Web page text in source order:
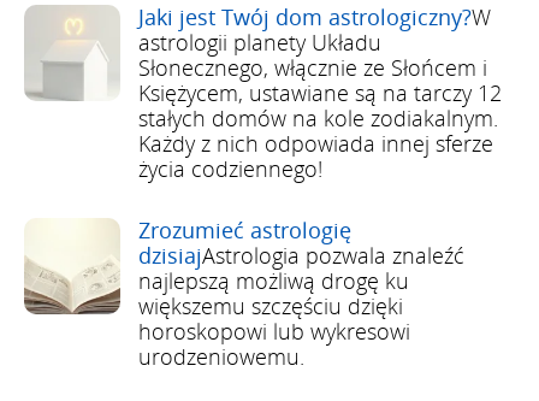
Jaki jest Twój dom astrologiczny?W
astrologii planety Układu
Słonecznego, włącznie ze Słońcem i
Księżycem, ustawiane są na tarczy 12
stałych domów na kole zodiakalnym.
Każdy z nich odpowiada innej sferze
życia codziennego!
Zrozumieć astrologię
dzisiajAstrologia pozwala znaleźć
najlepszą możliwą drogę ku
większemu szczęściu dzięki
horoskopowi lub wykresowi
urodzeniowemu.